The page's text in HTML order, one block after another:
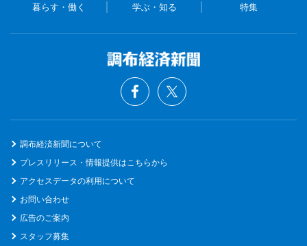
暮らす・働く 学ぶ・知る 特集
調布経済新聞について
プレスリリース・情報提供はこちらから
アクセスデータの利用について
お問い合わせ
広告のご案内
スタッフ募集